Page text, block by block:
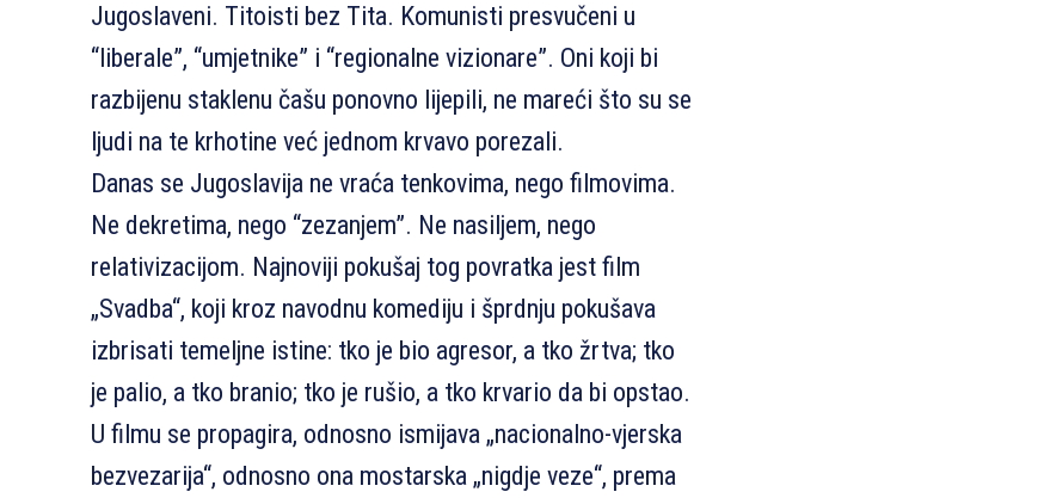
Jugoslaveni. Titoisti bez Tita. Komunisti presvučeni u
“liberale”, “umjetnike” i “regionalne vizionare”. Oni koji bi
razbijenu staklenu čašu ponovno lijepili, ne mareći što su se
ljudi na te krhotine već jednom krvavo porezali.
Danas se Jugoslavija ne vraća tenkovima, nego filmovima.
Ne dekretima, nego “zezanjem”. Ne nasiljem, nego
relativizacijom. Najnoviji pokušaj tog povratka jest film
„Svadba“, koji kroz navodnu komediju i šprdnju pokušava
izbrisati temeljne istine: tko je bio agresor, a tko žrtva; tko
je palio, a tko branio; tko je rušio, a tko krvario da bi opstao.
U filmu se propagira, odnosno ismijava „nacionalno-vjerska
bezvezarija“, odnosno ona mostarska „nigdje veze“, prema